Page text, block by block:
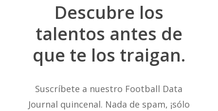
Descubre los
talentos antes de
que te los traigan.
Suscríbete a nuestro Football Data
Journal quincenal. Nada de spam, ¡sólo